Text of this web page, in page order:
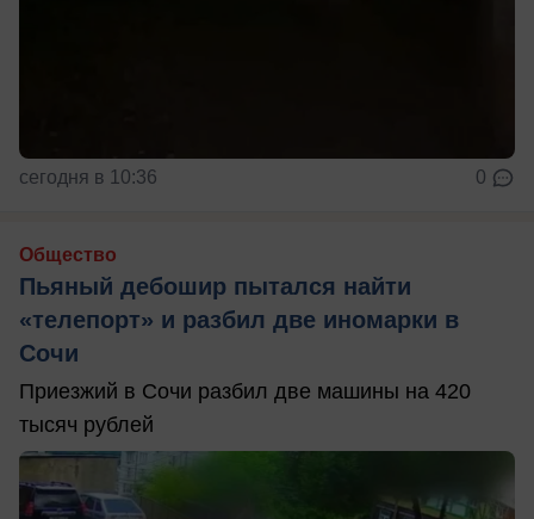
сегодня в 10:36 0
Общество
Пьяный дебошир пытался найти
«телепорт» и разбил две иномарки в
Сочи
Приезжий в Сочи разбил две машины на 420
тысяч рублей